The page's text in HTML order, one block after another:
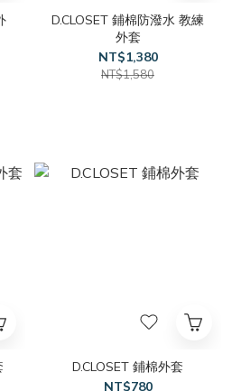
D.CLOSET 鋪棉防潑水 教練
外套
NT$1,380
NT$1,580
D.CLOSET 鋪棉外套
NT$780